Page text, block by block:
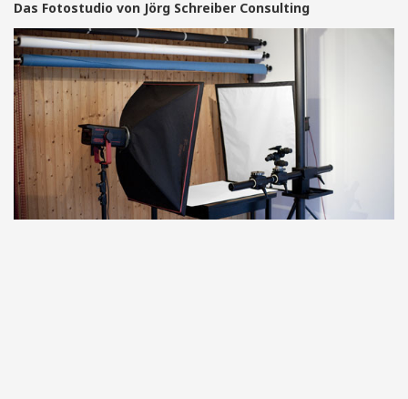
Brockhaus Biosphäre
Fotografie von Jörg Schreiber © 2009
Weiterlesen...
Das Fotostudio von Jörg Schreiber Consulting